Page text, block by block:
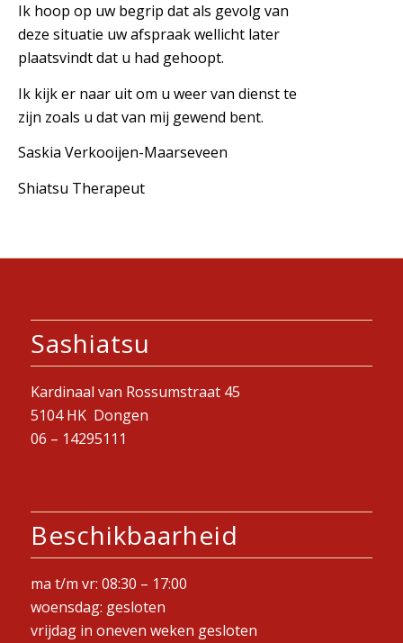
Ik hoop op uw begrip dat als gevolg van
deze situatie uw afspraak wellicht later
plaatsvindt dat u had gehoopt.
Ik kijk er naar uit om u weer van dienst te
zijn zoals u dat van mij gewend bent.
Saskia Verkooijen-Maarseveen
Shiatsu Therapeut
Sashiatsu
Kardinaal van Rossumstraat 45
5104 HK Dongen
06 – 14295111
Beschikbaarheid
ma t/m vr: 08:30 – 17:00
woensdag: gesloten
vrijdag in oneven weken gesloten